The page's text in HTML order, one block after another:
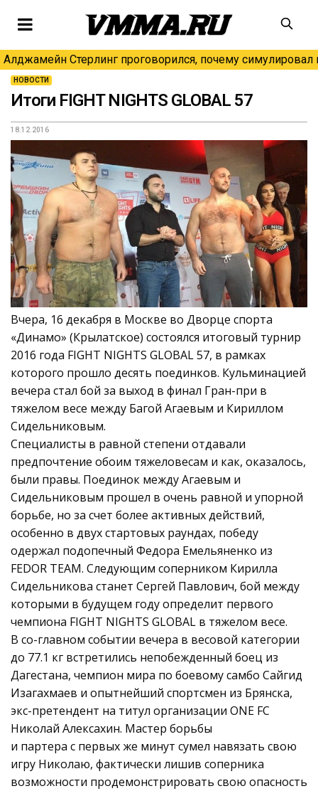
Алджамейн Стерлинг проговорился, почему симулировал
НОВОСТИ
Итоги FIGHT NIGHTS GLOBAL 57
18.12.2016
Вчера, 16 декабря в Москве во Дворце спорта
«Динамо» (Крылатское) состоялся итоговый турнир
2016 года FIGHT NIGHTS GLOBAL 57, в рамках
которого прошло десять поединков. Кульминацией
вечера стал бой за выход в финал Гран-при в
тяжелом весе между Багой Агаевым и Кириллом
Сидельниковым.
Специалисты в равной степени отдавали
предпочтение обоим тяжеловесам и как, оказалось,
были правы. Поединок между Агаевым и
Сидельниковым прошел в очень равной и упорной
борьбе, но за счет более активных действий,
особенно в двух стартовых раундах, победу
одержал подопечный Федора Емельяненко из
FEDOR TEAM. Следующим соперником Кирилла
Сидельникова станет Сергей Павлович, бой между
которыми в будущем году определит первого
чемпиона FIGHT NIGHTS GLOBAL в тяжелом весе.
В со-главном событии вечера в весовой категории
до 77.1 кг встретились непобежденный боец из
Дагестана, чемпион мира по боевому самбо Сайгид
Изагахмаев и опытнейший спортсмен из Брянска,
экс-претендент на титул организации ONE FC
Николай Алексахин. Мастер борьбы
и партера с первых же минут сумел навязать свою
игру Николаю, фактически лишив соперника
возможности продемонстрировать свою опасность